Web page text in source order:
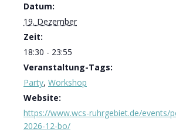
Datum:
19. Dezember
Zeit:
18:30 - 23:55
Veranstaltung-Tags:
Party, Workshop
Website:
https://www.wcs-ruhrgebiet.de/events/
2026-12-bo/